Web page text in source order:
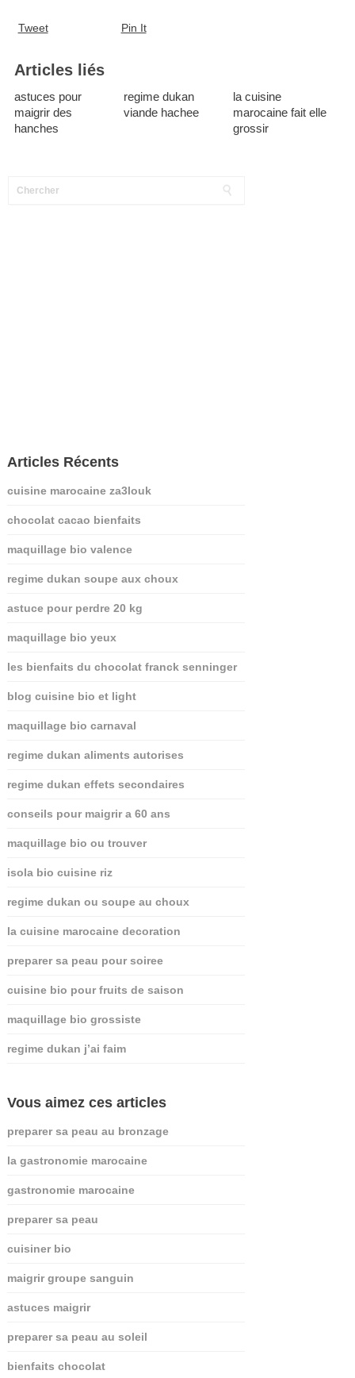
Tweet Pin It
Articles liés
astuces pour
maigrir des
hanches
regime dukan
viande hachee
la cuisine
marocaine fait elle
grossir
Articles Récents
cuisine marocaine za3louk
chocolat cacao bienfaits
maquillage bio valence
regime dukan soupe aux choux
astuce pour perdre 20 kg
maquillage bio yeux
les bienfaits du chocolat franck senninger
blog cuisine bio et light
maquillage bio carnaval
regime dukan aliments autorises
regime dukan effets secondaires
conseils pour maigrir a 60 ans
maquillage bio ou trouver
isola bio cuisine riz
regime dukan ou soupe au choux
la cuisine marocaine decoration
preparer sa peau pour soiree
cuisine bio pour fruits de saison
maquillage bio grossiste
regime dukan j’ai faim
Vous aimez ces articles
preparer sa peau au bronzage
la gastronomie marocaine
gastronomie marocaine
preparer sa peau
cuisiner bio
maigrir groupe sanguin
astuces maigrir
preparer sa peau au soleil
bienfaits chocolat